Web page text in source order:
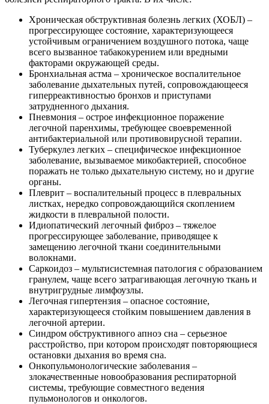
Хроническая обструктивная болезнь легких (ХОБЛ) –
прогрессирующее состояние, характеризующееся
устойчивым ограничением воздушного потока, чаще
всего вызванное табакокурением или вредными
факторами окружающей среды.
Бронхиальная астма – хроническое воспалительное
заболевание дыхательных путей, сопровождающееся
гиперреактивностью бронхов и приступами
затрудненного дыхания.
Пневмония – острое инфекционное поражение
легочной паренхимы, требующее своевременной
антибактериальной или противовирусной терапии.
Туберкулез легких – специфическое инфекционное
заболевание, вызываемое микобактерией, способное
поражать не только дыхательную систему, но и другие
органы.
Плеврит – воспалительный процесс в плевральных
листках, нередко сопровождающийся скоплением
жидкости в плевральной полости.
Идиопатический легочный фиброз – тяжелое
прогрессирующее заболевание, приводящее к
замещению легочной ткани соединительными
волокнами.
Саркоидоз – мультисистемная патология с образованием
гранулем, чаще всего затрагивающая легочную ткань и
внутригрудные лимфоузлы.
Легочная гипертензия – опасное состояние,
характеризующееся стойким повышением давления в
легочной артерии.
Синдром обструктивного апноэ сна – серьезное
расстройство, при котором происходят повторяющиеся
остановки дыхания во время сна.
Онкопульмонологические заболевания –
злокачественные новообразования респираторной
системы, требующие совместного ведения
пульмонологов и онкологов.